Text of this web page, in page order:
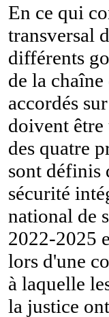
En ce qui
transversal
différents
de la chaîne
accordés
doivent
des quatre
sont définis
sécurité
national de
2022-2025
lors d'une
à laquelle
la justice